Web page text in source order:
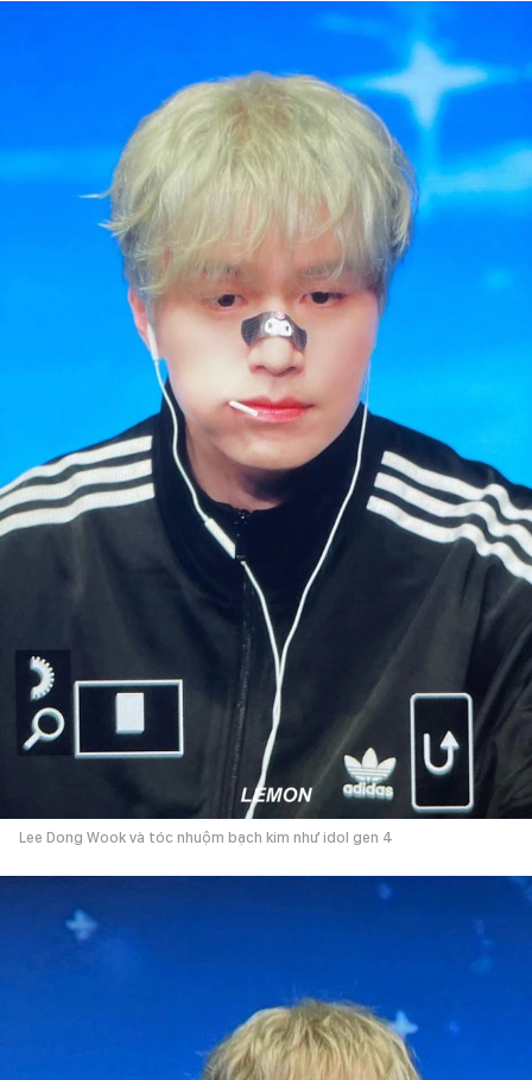
Lee Dong Wook và tóc nhuộm bạch kim như idol gen 4